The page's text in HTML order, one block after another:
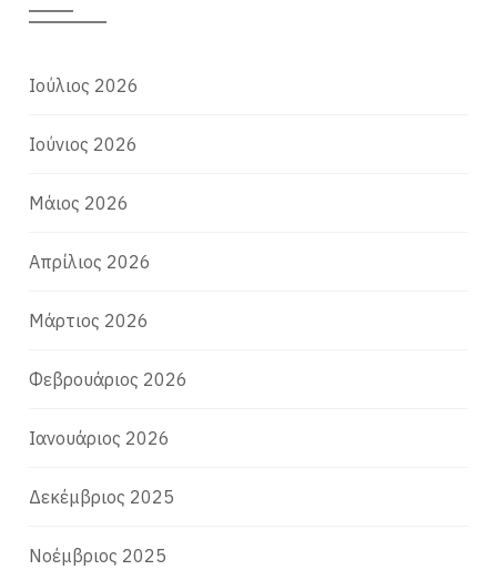
Ιούλιος 2026
Ιούνιος 2026
Μάιος 2026
Απρίλιος 2026
Μάρτιος 2026
Φεβρουάριος 2026
Ιανουάριος 2026
Δεκέμβριος 2025
Νοέμβριος 2025